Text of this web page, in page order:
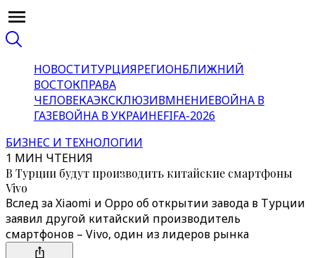
НОВОСТИТУРЦИЯРЕГИОНБЛИЖНИЙ
ВОСТОКПРАВА
ЧЕЛОВЕКАЭКСКЛЮЗИВМНЕНИЕВОЙНА В
ГАЗЕВОЙНА В УКРАИНЕFIFA-2026
БИЗНЕС И ТЕХНОЛОГИИ
1 МИН ЧТЕНИЯ
В Турции будут производить китайские смартфоны
Vivo
Вслед за Xiaomi и Oppo об открытии завода в Турции
заявил другой китайский производитель
смартфонов – Vivo, один из лидеров рынка